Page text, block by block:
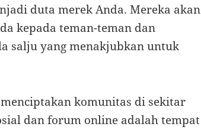
duta merek Anda. Mereka akan
kepada teman-teman dan
salju yang menakjubkan untuk
komunitas di sekitar
dan forum online adalah tempat